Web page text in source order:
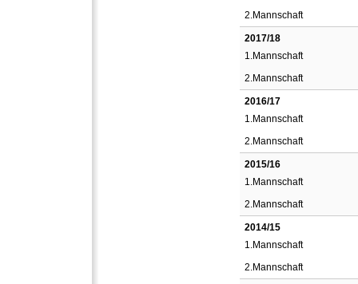
2.Mannschaft
2017/18
1.Mannschaft
2.Mannschaft
2016/17
1.Mannschaft
2.Mannschaft
2015/16
1.Mannschaft
2.Mannschaft
2014/15
1.Mannschaft
2.Mannschaft